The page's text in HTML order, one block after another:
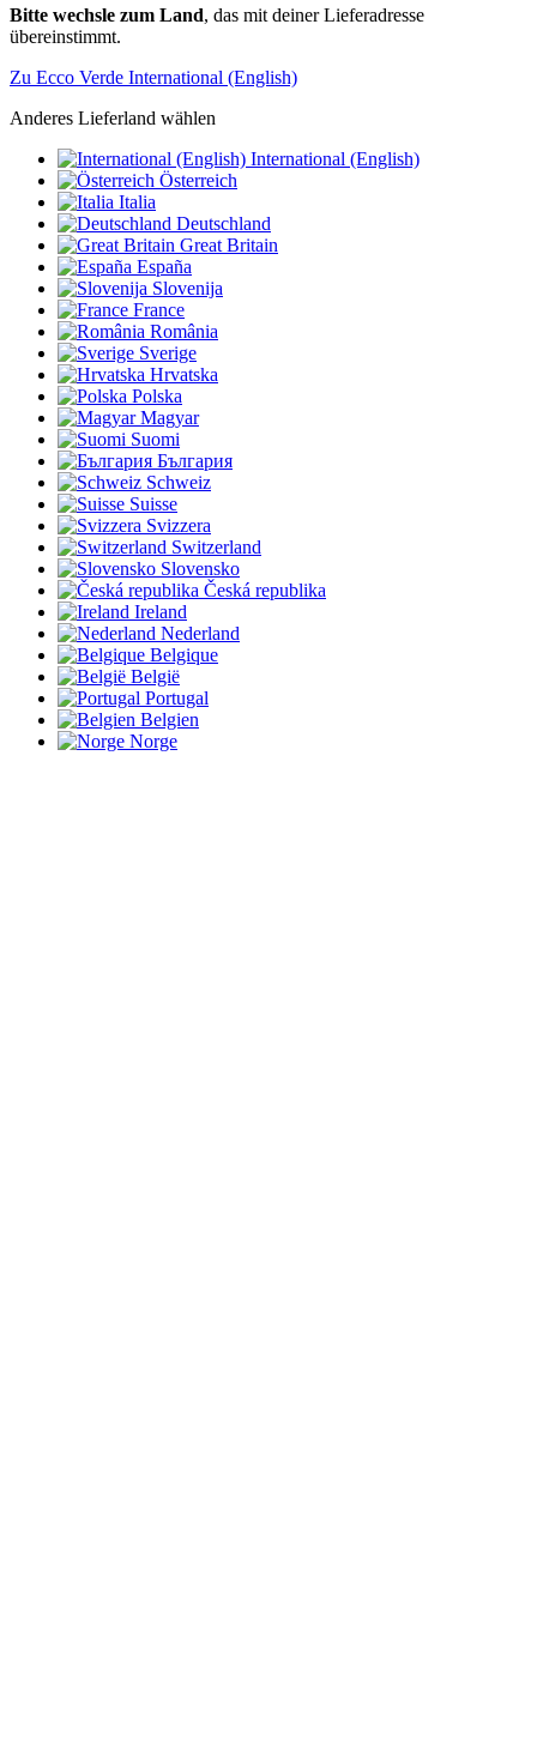
Bitte wechsle zum Land, das mit deiner Lieferadresse
übereinstimmt.
Zu Ecco Verde International (English)
Anderes Lieferland wählen
International (English)
Österreich
Italia
Deutschland
Great Britain
España
Slovenija
France
România
Sverige
Hrvatska
Polska
Magyar
Suomi
България
Schweiz
Suisse
Svizzera
Switzerland
Slovensko
Česká republika
Ireland
Nederland
Belgique
België
Portugal
Belgien
Norge